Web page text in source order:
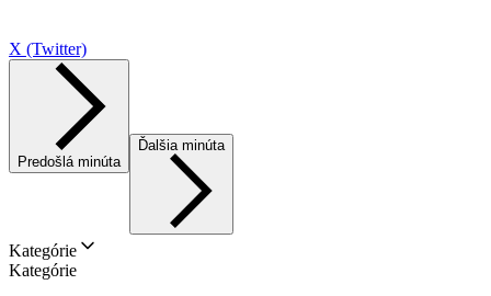
X (Twitter)
Predošlá minúta
Ďalšia minúta
Kategórie
Kategórie